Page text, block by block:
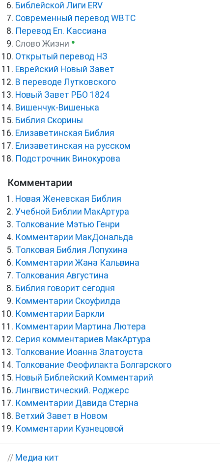
Библейской Лиги ERV
Cовременный перевод WBTC
Перевод Еп. Кассиана
Слово Жизни ●
Открытый перевод НЗ
Еврейский Новый Завет
В переводе Лутковского
Новый Завет РБО 1824
Вишенчук-Вишенька
Библия Скорины
Елизаветинская Библия
Елизаветинская на русском
Подстрочник Винокурова
Комментарии
Новая Женевская Библия
Учебной Библии МакАртура
Толкование Мэтью Генри
Комментарии МакДональда
Толковая Библия Лопухина
Комментарии Жана Кальвина
Толкования Августина
Библия говорит сегодня
Комментарии Скоуфилда
Комментарии Баркли
Комментарии Мартина Лютера
Серия комментариев МакАртура
Толкование Иоанна Златоуста
Толкование Феофилакта Болгарского
Новый Библейский Комментарий
Лингвистический. Роджерс
Комментарии Давида Стерна
Ветхий Завет в Новом
Комментарии Кузнецовой
// Медиа кит